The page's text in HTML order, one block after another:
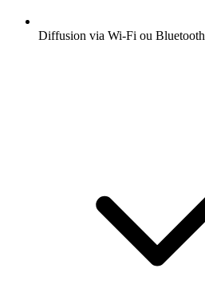
Diffusion via Wi-Fi ou Bluetooth